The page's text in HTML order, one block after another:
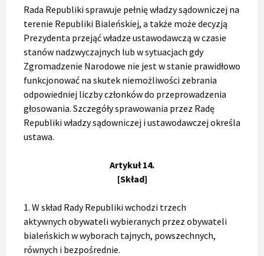
Rada Republiki sprawuje pełnię władzy sądowniczej na
terenie Republiki Bialeńskiej, a także może decyzją
Prezydenta przejąć władze ustawodawczą w czasie
stanów nadzwyczajnych lub w sytuacjach gdy
Zgromadzenie Narodowe nie jest w stanie prawidłowo
funkcjonować na skutek niemożliwości zebrania
odpowiedniej liczby członków do przeprowadzenia
głosowania. Szczegóły sprawowania przez Radę
Republiki władzy sądowniczej i ustawodawczej określa
ustawa.
Artykuł 14.
[Skład]
1. W skład Rady Republiki wchodzi trzech
aktywnych obywateli wybieranych przez obywateli
bialeńskich w wyborach tajnych, powszechnych,
równych i bezpośrednie.